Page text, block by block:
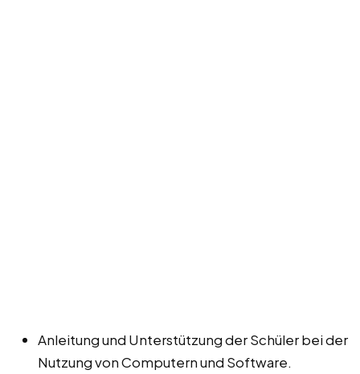
Anleitung und Unterstützung der Schüler bei der
Nutzung von Computern und Software.